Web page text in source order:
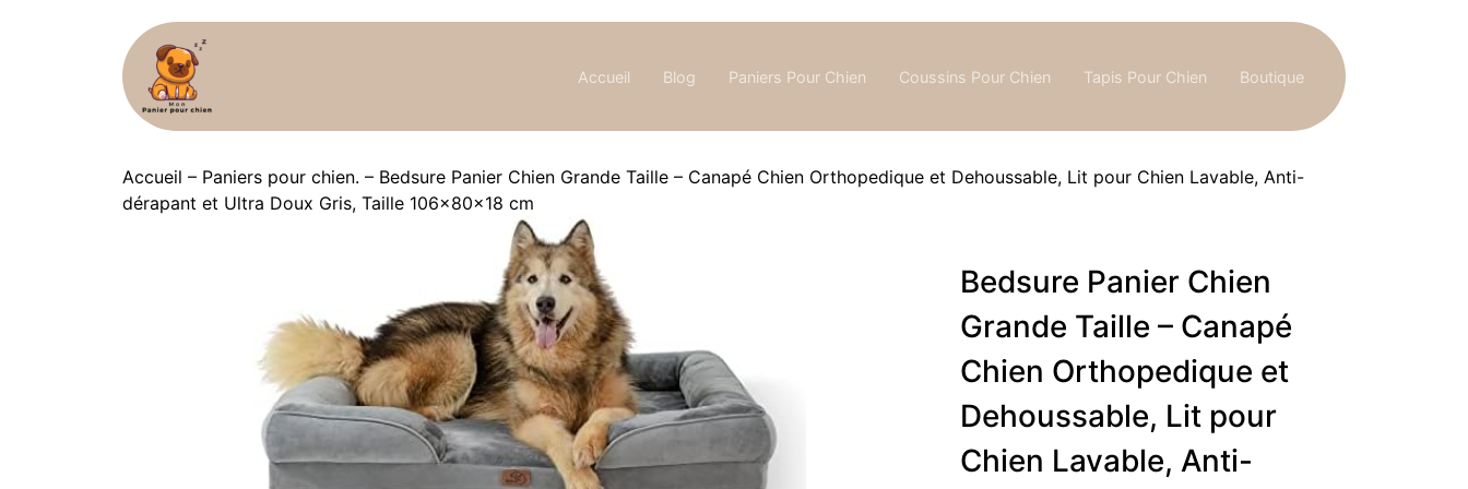
Accueil Blog Paniers Pour Chien Coussins Pour Chien Tapis Pour Chien Boutique
Accueil – Paniers pour chien. – Bedsure Panier Chien Grande Taille – Canapé Chien Orthopedique et Dehoussable, Lit pour Chien Lavable, Anti-
dérapant et Ultra Doux Gris, Taille 106x80x18 cm
Bedsure Panier Chien
Grande Taille – Canapé
Chien Orthopedique et
Dehoussable, Lit pour
Chien Lavable, Anti-